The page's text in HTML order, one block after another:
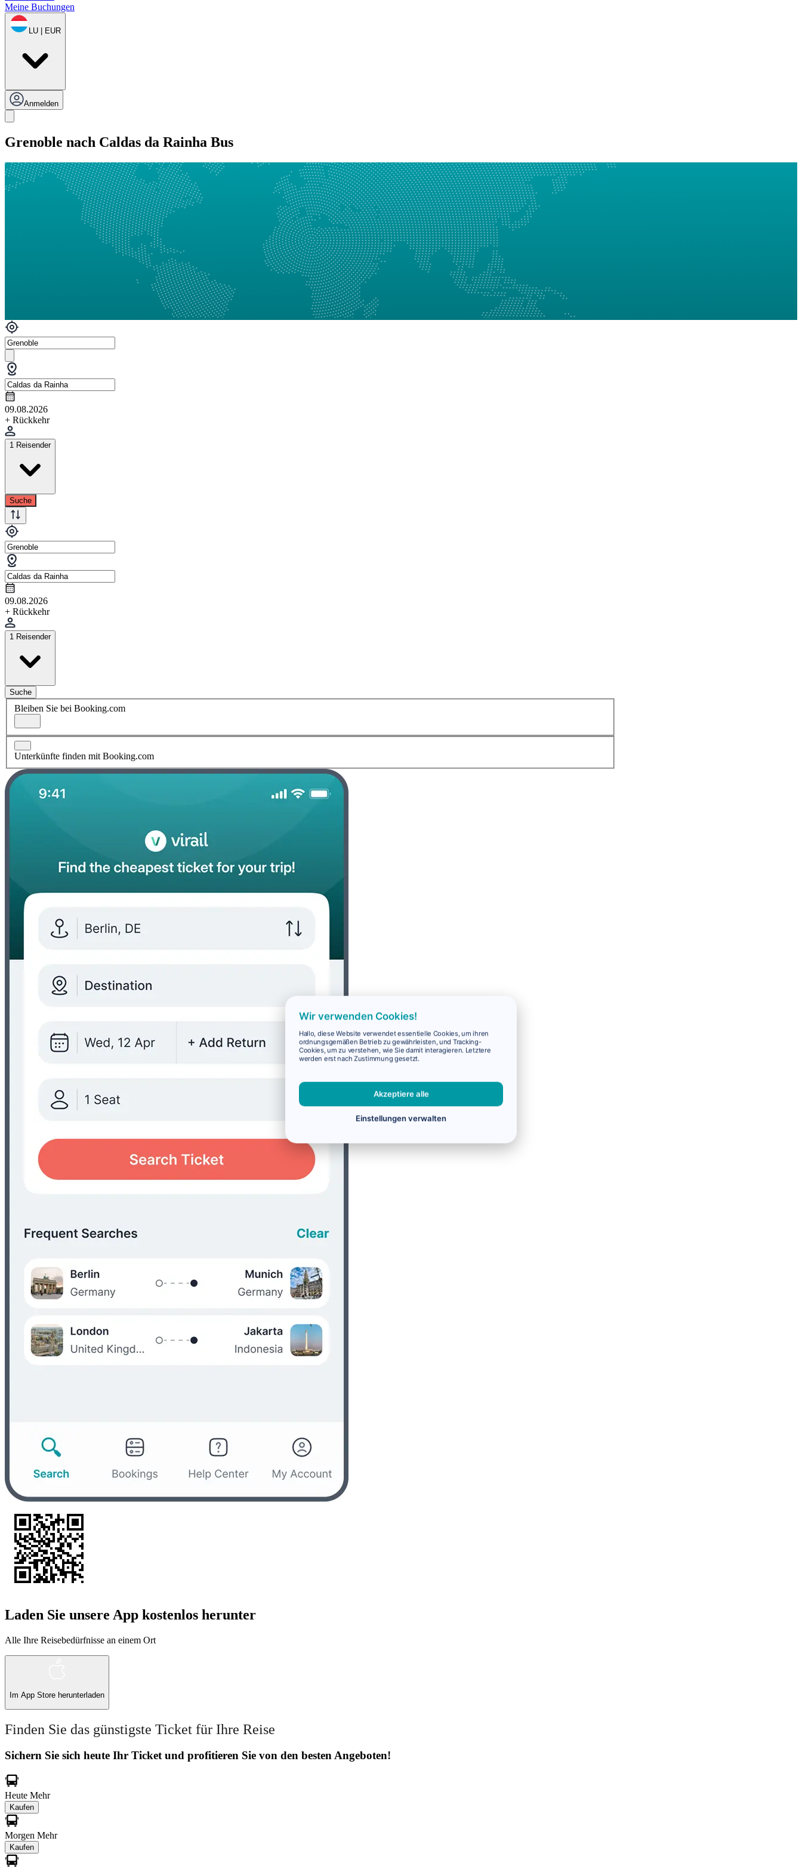
Meine Buchungen
LU | EUR
Anmelden
Grenoble nach Caldas da Rainha Bus
09.08.2026
+ Rückkehr
1 Reisender
Suche
09.08.2026
+ Rückkehr
1 Reisender
Suche
Bleiben Sie bei Booking.com
Unterkünfte finden mit Booking.com
Laden Sie unsere App kostenlos herunter
Alle Ihre Reisebedürfnisse an einem Ort
Im App Store herunterladen
Finden Sie das günstigste Ticket für Ihre Reise
Sichern Sie sich heute Ihr Ticket und profitieren Sie von den besten Angeboten!
Heute Mehr
Kaufen
Morgen Mehr
Kaufen
Wir verwenden Cookies!
Hallo, diese Website verwendet essentielle Cookies, um ihren
ordnungsgemäßen Betrieb zu gewährleisten, und Tracking-
Cookies, um zu verstehen, wie Sie damit interagieren. Letztere
werden erst nach Zustimmung gesetzt.
Akzeptiere alle
Einstellungen verwalten